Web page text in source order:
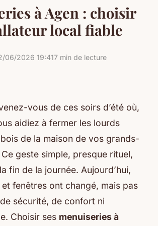
à Agen : choisir
local fiable
06/2026 19:417 min de lecture
vous de ces soirs d’été où,
aidiez à fermer les lourds
de la maison de vos grands-
geste simple, presque rituel,
fin de la journée. Aujourd’hui,
fenêtres ont changé, mais pas
sécurité, de confort ni
Choisir ses menuiseries à